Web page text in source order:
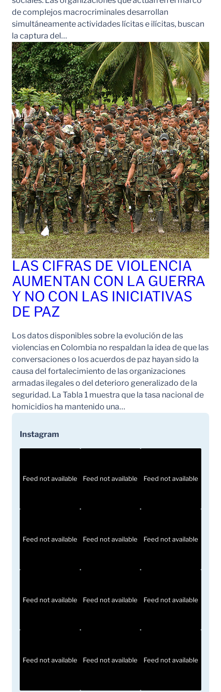
de complejos macrocriminales desarrollan
simultáneamente actividades lícitas e ilícitas, buscan
la captura del…
LAS CIFRAS DE VIOLENCIA
AUMENTAN CON LA GUERRA
Y NO CON LAS INICIATIVAS
DE PAZ
Los datos disponibles sobre la evolución de las
violencias en Colombia no respaldan la idea de que las
conversaciones o los acuerdos de paz hayan sido la
causa del fortalecimiento de las organizaciones
armadas ilegales o del deterioro generalizado de la
seguridad. La Tabla 1 muestra que la tasa nacional de
homicidios ha mantenido una…
Instagram
Feed not available Feed not available Feed not available
Feed not available Feed not available Feed not available
Feed not available Feed not available Feed not available
Feed not available Feed not available Feed not available